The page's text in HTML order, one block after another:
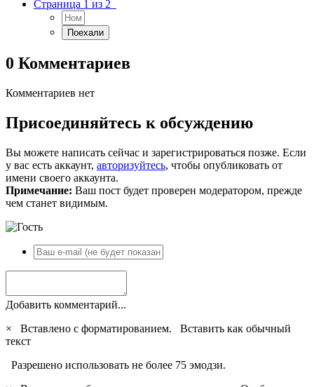
Страница 1 из 2
0 Комментариев
Комментариев нет
Присоединяйтесь к обсуждению
Вы можете написать сейчас и зарегистрироваться позже. Если
у вас есть аккаунт, авторизуйтесь, чтобы опубликовать от
имени своего аккаунта.
Примечание: Ваш пост будет проверен модератором, прежде
чем станет видимым.
Добавить комментарий...
×
Вставлено с форматированием. Вставить как обычный
текст
Разрешено использовать не более 75 эмодзи.